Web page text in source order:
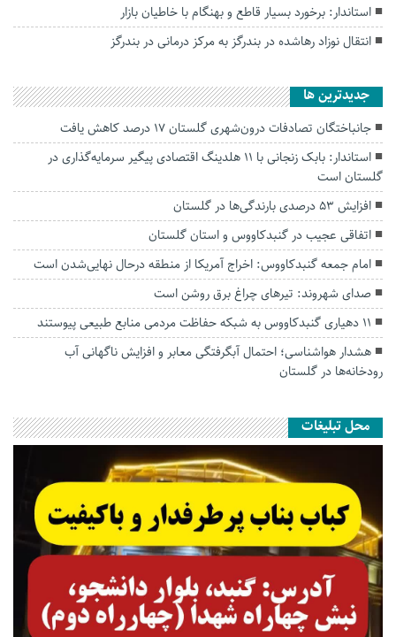
استاندار: برخورد بسیار قاطع و بهنگام با خاطیان بازار
انتقال نوزاد رهاشده در بندرگز به مرکز درمانی در بندرگز
جديدترين ها
جانباختگان تصادفات درون‌شهری گلستان ۱۷ درصد کاهش یافت
استاندار: بابک زنجانی با ۱۱ هلدینگ اقتصادی پیگیر سرمایه‌گذاری در
گلستان است
افزایش ۵۳ درصدی بارندگی‌ها در گلستان
اتفاقی عجیب در‌ گنبدکاووس و استان گلستان
امام جمعه گنبدکاووس: اخراج آمریکا از منطقه درحال نهایی‌شدن است
صدای شهروند: تیرهای چراغ برق روشن است
۱۱ دهیاری گنبدکاووس به شبکه حفاظت مردمی منابع طبیعی پیوستند
هشدار هواشناسی؛ احتمال آبگرفتگی معابر و افزایش ناگهانی آب
رودخانه‌ها در گلستان
محل تبلیغات